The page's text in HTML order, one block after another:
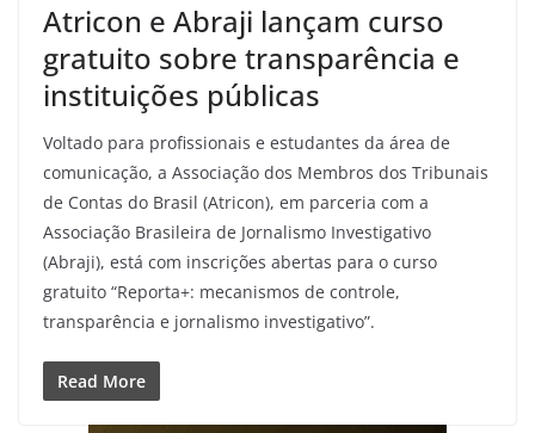
Atricon e Abraji lançam curso
gratuito sobre transparência e
instituições públicas
Voltado para profissionais e estudantes da área de
comunicação, a Associação dos Membros dos Tribunais
de Contas do Brasil (Atricon), em parceria com a
Associação Brasileira de Jornalismo Investigativo
(Abraji), está com inscrições abertas para o curso
gratuito “Reporta+: mecanismos de controle,
transparência e jornalismo investigativo”.
Read More